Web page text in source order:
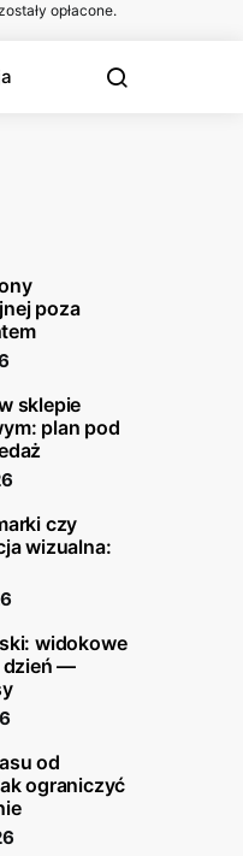
opłacone.
poza
sklepie
plan pod
czy
wizualna:
widokowe
dzień —
od
ograniczyć